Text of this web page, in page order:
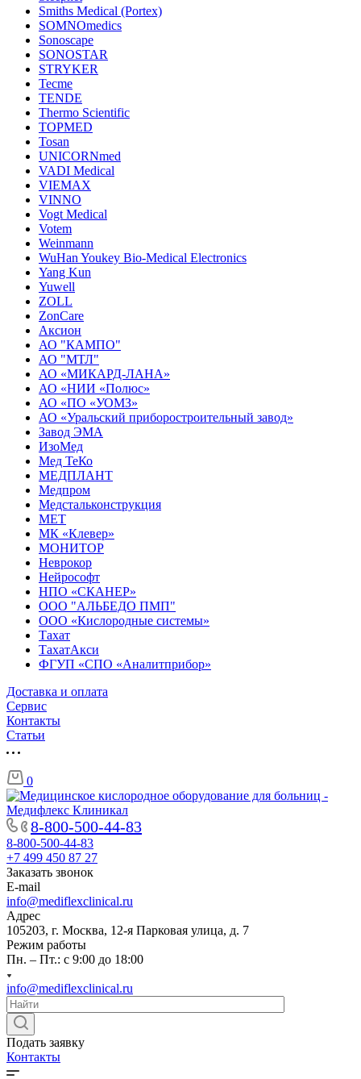
Smiths Medical (Portex)
SOMNOmedics
Sonoscape
SONOSTAR
STRYKER
Tecme
TENDE
Thermo Scientific
TOPMED
Tosan
UNICORNmed
VADI Medical
VIEMAX
VINNO
Vogt Medical
Votem
Weinmann
WuHan Youkey Bio-Medical Electronics
Yang Kun
Yuwell
ZOLL
ZonCare
Аксион
АО "КАМПО"
АО "МТЛ"
АО «МИКАРД-ЛАНА»
АО «НИИ «Полюс»
АО «ПО «УОМЗ»
АО «Уральский приборостроительный завод»
Завод ЭМА
ИзоМед
Мед ТеКо
МЕДПЛАНТ
Медпром
Медстальконструкция
МЕТ
МК «Клевер»
МОНИТОР
Неврокор
Нейрософт
НПО «СКАНЕР»
ООО "АЛЬБЕДО ПМП"
ООО «Кислородные системы»
Тахат
ТахатАкси
ФГУП «СПО «Аналитприбор»
Доставка и оплата
Cервис
Контакты
Статьи
0
8-800-500-44-83
8-800-500-44-83
+7 499 450 87 27
Заказать звонок
E-mail
info@mediflexclinical.ru
Адрес
105203, г. Москва, 12-я Парковая улица, д. 7
Режим работы
Пн. – Пт.: с 9:00 до 18:00
info@mediflexclinical.ru
Подать заявку
Контакты